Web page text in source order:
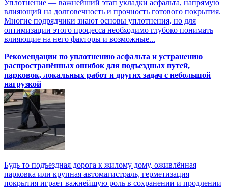
Уплотнение — важнейший этап укладки асфальта, напрямую
влияющий на долговечность и прочность готового покрытия.
Многие подрядчики знают основы уплотнения, но для
оптимизации этого процесса необходимо глубоко понимать
влияющие на него факторы и возможные...
Рекомендации по уплотнению асфальта и устранению
распространённых ошибок для подъездных путей,
парковок, локальных работ и других задач с небольшой
нагрузкой
Будь то подъездная дорога к жилому дому, оживлённая
парковка или крупная автомагистраль, герметизация
покрытия играет важнейшую роль в сохранении и продлении